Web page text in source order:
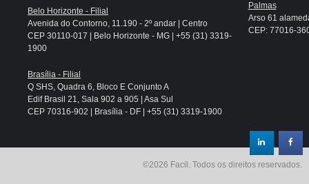
Belo Horizonte - Filial
Avenida do Contorno, 11.190 - 2º andar | Centro
CEP 30110-017 | Belo Horizonte - MG | +55 (31) 3319-
1900
Brasília - Filial
Q SHS, Quadra 6, Bloco E Conjunto A
Edif Brasil 21, Sala 902 a 905 | Asa Sul
CEP 70316-902 | Brasília - DF | +55 (31) 3319-1900
Palmas
Arso 61
CEP: 77016-
.
©2026 Facil. Todos os direitos reservados.